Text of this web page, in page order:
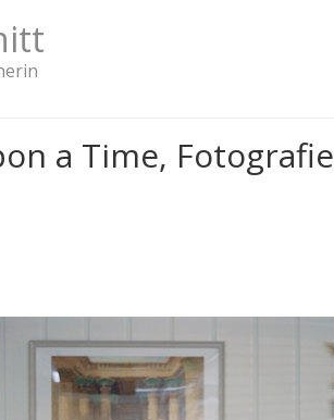
a Time, Fotografie